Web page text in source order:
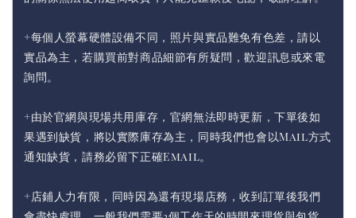
+每個人螢幕硬體設備不同，照片與實品難免有色差，請以
實品為主，若購買前對商品細節有所疑問，歡迎訊息或來電
詢問。
+由於官網與現場共用庫存，官網無法即時更新，下單後如
果遇到缺貨，將以實際庫存為主，同時我們也會以Mail方式
通知缺貨，請務必留下正確Email。
+店鋪人力有限，同時因為還有現場店務，收到訂單後我們